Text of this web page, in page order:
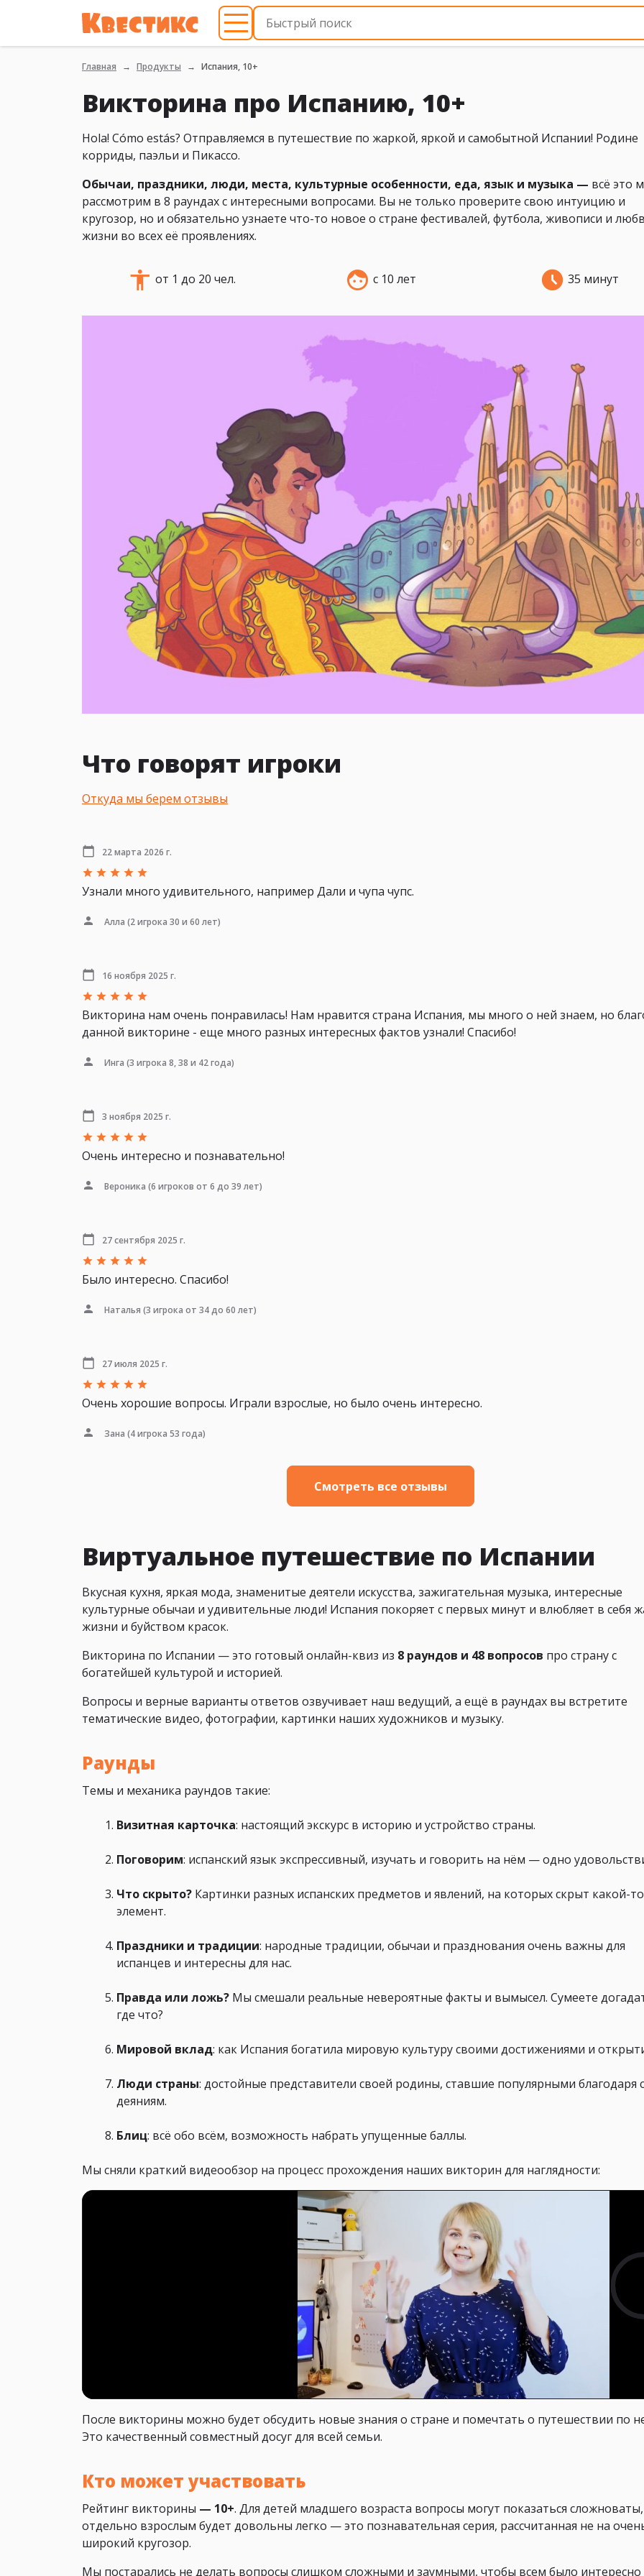
Главная Продукты Испания, 10+
Викторина про Испанию, 10+
Hola! Сómo estás? Отправляемся в путешествие по жаркой, яркой и самобытной Испании! Родине
корриды, паэльи и Пикассо.
Обычаи, праздники, люди, места, культурные особенности, еда, язык и музыка — всё это
рассмотрим в 8 раундах с интересными вопросами. Вы не только проверите свою интуицию и
кругозор, но и обязательно узнаете что-то новое о стране фестивалей, футбола, живописи и
жизни во всех её проявлениях.
от 1 до 20 чел. с 10 лет 35 минут
Что говорят игроки
Откуда мы берем отзывы
22 марта 2026 г.
Узнали много удивительного, например Дали и чупа чупс.
Алла (2 игрока 30 и 60 лет)
16 ноября 2025 г.
Викторина нам очень понравилась! Нам нравится страна Испания, мы много о ней знаем, но
данной викторине - еще много разных интересных фактов узнали! Спасибо!
Инга (3 игрока 8, 38 и 42 года)
3 ноября 2025 г.
Очень интересно и познавательно!
Вероника (6 игроков от 6 до 39 лет)
27 сентября 2025 г.
Было интересно. Спасибо!
Наталья (3 игрока от 34 до 60 лет)
27 июля 2025 г.
Очень хорошие вопросы. Играли взрослые, но было очень интересно.
Зана (4 игрока 53 года)
Смотреть все отзывы
Виртуальное путешествие по Испании
Вкусная кухня, яркая мода, знаменитые деятели искусства, зажигательная музыка, интересные
культурные обычаи и удивительные люди! Испания покоряет с первых минут и влюбляет в себя
жизни и буйством красок.
Викторина по Испании — это готовый онлайн-квиз из 8 раундов и 48 вопросов про страну с
богатейшей культурой и историей.
Вопросы и верные варианты ответов озвучивает наш ведущий, а ещё в раундах вы встретите
тематические видео, фотографии, картинки наших художников и музыку.
Раунды
Темы и механика раундов такие:
Визитная карточка: настоящий экскурс в историю и устройство страны.
Поговорим: испанский язык экспрессивный, изучать и говорить на нём — одно
Что скрыто? Картинки разных испанских предметов и явлений, на которых скрыт какой-то
элемент.
Праздники и традиции: народные традиции, обычаи и празднования очень важны для
испанцев и интересны для нас.
Правда или ложь? Мы смешали реальные невероятные факты и вымысел. Сумеете
где что?
Мировой вклад: как Испания богатила мировую культуру своими достижениями и
Люди страны: достойные представители своей родины, ставшие популярными благодаря
деяниям.
Блиц: всё обо всём, возможность набрать упущенные баллы.
Мы сняли краткий видеообзор на процесс прохождения наших викторин для наглядности:
После викторины можно будет обсудить новые знания о стране и помечтать о путешествии по
Это качественный совместный досуг для всей семьи.
Кто может участвовать
Рейтинг викторины — 10+. Для детей младшего возраста вопросы могут показаться
отдельно взрослым будет довольны легко — это познавательная серия, рассчитанная не на
широкий кругозор.
Мы постарались не делать вопросы слишком сложными и заумными, чтобы всем было интересно